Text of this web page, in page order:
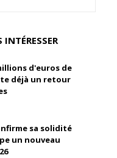
d'euros de
déjà un retour
sa solidité
un nouveau